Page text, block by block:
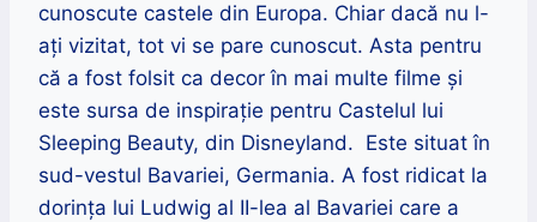
cunoscute castele din Europa. Chiar dacă nu l-
ați vizitat, tot vi se pare cunoscut. Asta pentru
că a fost folsit ca decor în mai multe filme și
este sursa de inspirație pentru Castelul lui
Sleeping Beauty, din Disneyland. Este situat în
sud-vestul Bavariei, Germania. A fost ridicat la
dorința lui Ludwig al II-lea al Bavariei care a